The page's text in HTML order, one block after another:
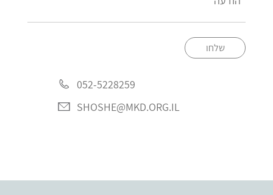
שלחו
052-5228259
SHOSHE@MKD.ORG.IL